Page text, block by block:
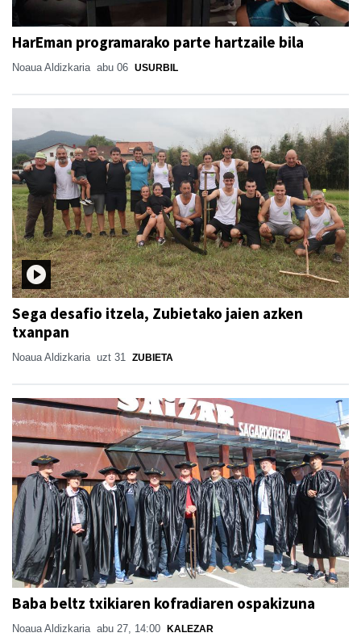
HarEman programarako parte hartzaile bila
Noaua Aldizkaria abu 06 USURBIL
Sega desafio itzela, Zubietako jaien azken
txanpan
Noaua Aldizkaria uzt 31 ZUBIETA
Baba beltz txikiaren kofradiaren ospakizuna
Noaua Aldizkaria abu 27, 14:00 KALEZAR